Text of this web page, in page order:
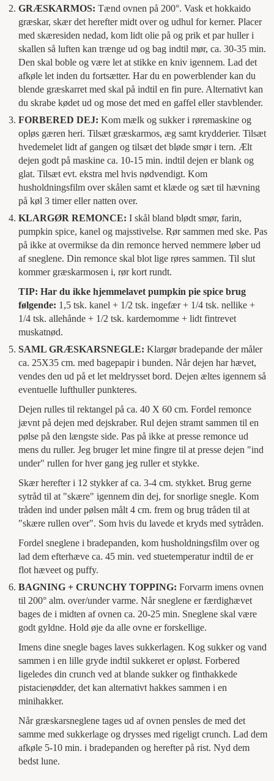
GRÆSKARMOS: Tænd ovnen på 200°. Vask et hokkaido
græskar, skær det herefter midt over og udhul for kerner. Placer
med skæresiden nedad, kom lidt olie på og prik et par huller i
skallen så luften kan trænge ud og bag indtil mør, ca. 30-35 min.
Den skal boble og være let at stikke en kniv igennem. Lad det
afkøle let inden du fortsætter. Har du en powerblender kan du
blende græskarret med skal på indtil en fin pure. Alternativt kan
du skrabe kødet ud og mose det med en gaffel eller stavblender.
FORBERED DEJ: Kom mælk og sukker i røremaskine og
opløs gæren heri. Tilsæt græskarmos, æg samt krydderier. Tilsæt
hvedemelet lidt af gangen og tilsæt det bløde smør i tern. Ælt
dejen godt på maskine ca. 10-15 min. indtil dejen er blank og
glat. Tilsæt evt. ekstra mel hvis nødvendigt. Kom
husholdningsfilm over skålen samt et klæde og sæt til hævning
på køl 3 timer eller natten over.
KLARGØR REMONCE: I skål bland blødt smør, farin,
pumpkin spice, kanel og majsstivelse. Rør sammen med ske. Pas
på ikke at overmikse da din remonce herved nemmere løber ud
af sneglene. Din remonce skal blot lige røres sammen. Til slut
kommer græskarmosen i, rør kort rundt.
TIP: Har du ikke hjemmelavet pumpkin pie spice brug
følgende: 1,5 tsk. kanel + 1/2 tsk. ingefær + 1/4 tsk. nellike +
1/4 tsk. allehånde + 1/2 tsk. kardemomme + lidt fintrevet
muskatnød.
SAML GRÆSKARSNEGLE: Klargør bradepande der måler
ca. 25X35 cm. med bagepapir i bunden. Når dejen har hævet,
vendes den ud på et let meldrysset bord. Dejen æltes igennem så
eventuelle lufthuller punkteres.
Dejen rulles til rektangel på ca. 40 X 60 cm. Fordel remonce
jævnt på dejen med dejskraber. Rul dejen stramt sammen til en
pølse på den længste side. Pas på ikke at presse remonce ud
mens du ruller. Jeg bruger let mine fingre til at presse dejen "ind
under" rullen for hver gang jeg ruller et stykke.
Skær herefter i 12 stykker af ca. 3-4 cm. stykket. Brug gerne
sytråd til at "skære" igennem din dej, for snorlige snegle. Kom
tråden ind under pølsen målt 4 cm. frem og brug tråden til at
"skære rullen over". Som hvis du lavede et kryds med sytråden.
Fordel sneglene i bradepanden, kom husholdningsfilm over og
lad dem efterhæve ca. 45 min. ved stuetemperatur indtil de er
flot hæveet og puffy.
BAGNING + CRUNCHY TOPPING: Forvarm imens ovnen
til 200° alm. over/under varme. Når sneglene er færdighævet
bages de i midten af ovnen ca. 20-25 min. Sneglene skal være
godt gyldne. Hold øje da alle ovne er forskellige.
Imens dine snegle bages laves sukkerlagen. Kog sukker og vand
sammen i en lille gryde indtil sukkeret er opløst. Forbered
ligeledes din crunch ved at blande sukker og finthakkede
pistacienødder, det kan alternativt hakkes sammen i en
minihakker.
Når græskarsneglene tages ud af ovnen pensles de med det
samme med sukkerlage og drysses med rigeligt crunch. Lad dem
afkøle 5-10 min. i bradepanden og herefter på rist. Nyd dem
bedst lune.